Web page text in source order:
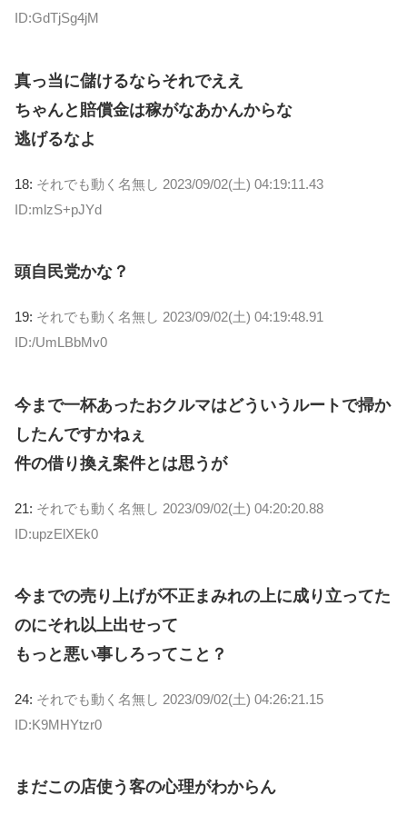
ID:GdTjSg4jM
真っ当に儲けるならそれでええ
ちゃんと賠償金は稼がなあかんからな
逃げるなよ
18: それでも動く名無し 2023/09/02(土) 04:19:11.43
ID:mlzS+pJYd
頭自民党かな？
19: それでも動く名無し 2023/09/02(土) 04:19:48.91
ID:/UmLBbMv0
今まで一杯あったおクルマはどういうルートで掃か
したんですかねぇ
件の借り換え案件とは思うが
21: それでも動く名無し 2023/09/02(土) 04:20:20.88
ID:upzElXEk0
今までの売り上げが不正まみれの上に成り立ってた
のにそれ以上出せって
もっと悪い事しろってこと？
24: それでも動く名無し 2023/09/02(土) 04:26:21.15
ID:K9MHYtzr0
まだこの店使う客の心理がわからん